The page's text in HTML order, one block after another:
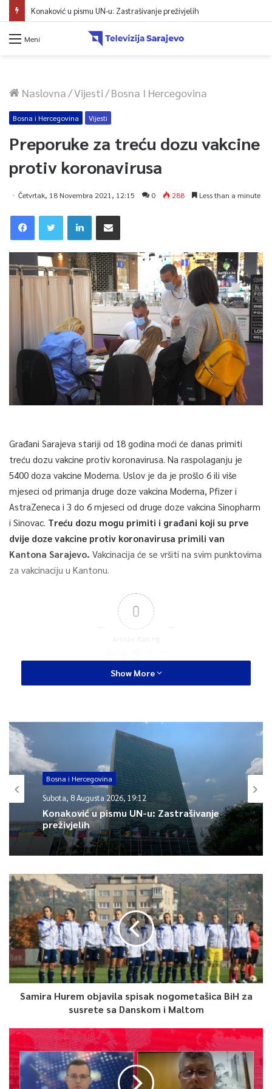
Konaković u pismu UN-u: Zastrašivanje preživjelih
Meni
Naslovna/Vijesti/Bosna I Hercegovina
Bosna i Hercegovina Vijesti
Preporuke za treću dozu vakcine
protiv koronavirusa
Četvrtak, 18 Novembra 2021, 12:15 0 288 Less than a minute
Građani Sarajeva stariji od 18 godina moći će danas primiti
treću dozu vakcine protiv koronavirusa. Na raspolaganju je
5400 doza vakcine Moderna. Uslov je da je prošlo 6 ili više
mjeseci od primanja druge doze vakcina Moderna, Pfizer i
AstraZeneca i 3 do 6 mjeseci od druge doze vakcina Sinopharm
i Sinovac. Treću dozu mogu primiti i građani koji su prve
dvije doze vakcine protiv koronavirusa primili van
Kantona Sarajevo. Vakcinacija će se vršiti na svim punktovima
za vakcinaciju u Kantonu.
0
Article Rating
Show More
Bosna i Hercegovina
Subota, 8 Augusta 2026, 19:12
Konaković u pismu UN-u: Zastrašivanje
preživjelih
Samira Hurem objavila spisak nogometašica BiH za
susrete sa Danskom i Maltom